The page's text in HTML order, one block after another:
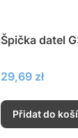
Špička datel
Cena
29,69 zł
Přidat do